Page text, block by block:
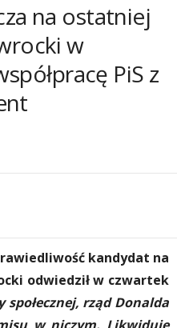
na ostatniej
w
PiS z
kandydat na
odwiedził w czwartek
społecznej, rząd Donalda